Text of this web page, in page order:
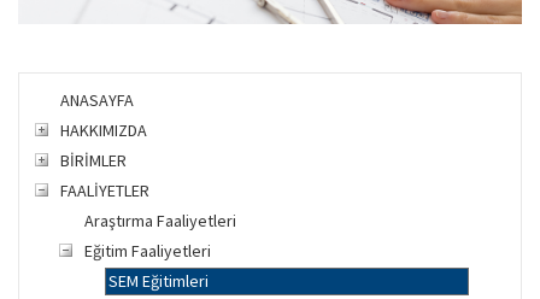
ANASAYFA
HAKKIMIZDA
BİRİMLER
FAALİYETLER
Araştırma Faaliyetleri
Eğitim Faaliyetleri
SEM Eğitimleri